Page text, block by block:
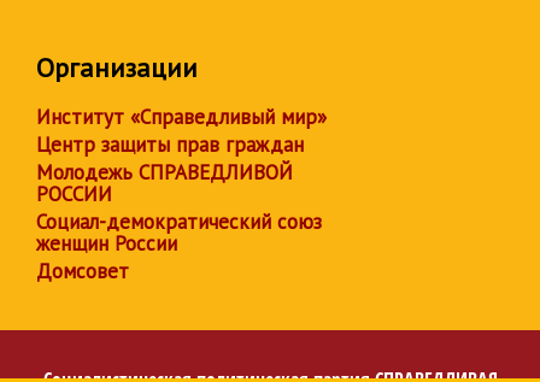
Организации
Институт «Справедливый мир»
Центр защиты прав граждан
Молодежь СПРАВЕДЛИВОЙ
РОССИИ
Социал-демократический союз
женщин России
Домсовет